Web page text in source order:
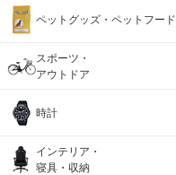
ペットグッズ・ペットフード
スポーツ・
アウトドア
時計
インテリア・
寝具・収納